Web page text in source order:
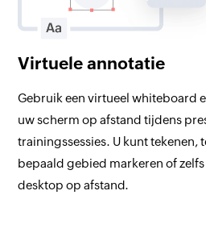
Virtuele annotatie
Gebruik een virtueel whiteboard
uw scherm op afstand tijdens
trainingssessies. U kunt tekenen,
bepaald gebied markeren of
desktop op afstand.